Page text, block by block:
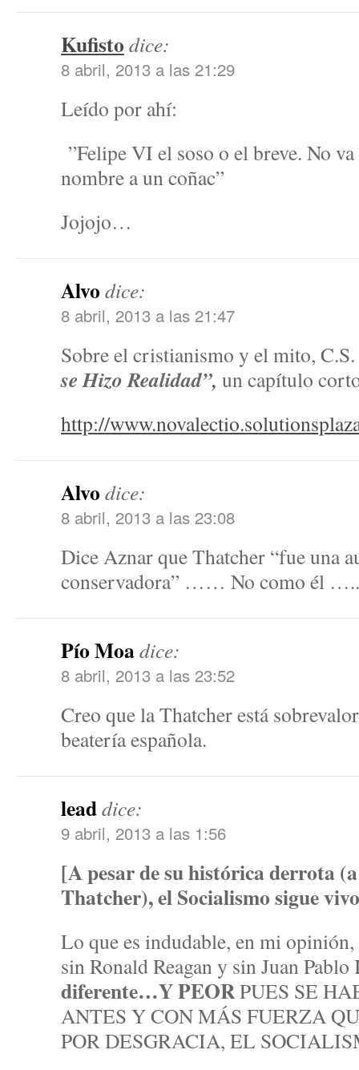
Kufisto dice:
8 abril, 2013 a las 21:29
Leído por ahí:
”Felipe VI el soso o el breve. No
nombre a un coñac”
Jojojo…
Alvodice:
8 abril, 2013 a las 21:47
Sobre el cristianismo y el mito,
se Hizo Realidad”, un capítulo
http://
Alvodice:
8 abril, 2013 a las 23:08
Dice Aznar que Thatcher “fue una
conservadora” …… No como él …..
Pío Moadice:
8 abril, 2013 a las 23:52
Creo que la Thatcher está
beatería española.
leaddice:
9 abril, 2013 a las 1:56
[A pesar de su histórica derrota
Thatcher), el Socialismo sigue
Lo que es indudable, en mi
sin Ronald Reagan y sin Juan
diferente…Y PEORPUES SE
ANTES Y CON MÁS FUERZA
POR DESGRACIA, EL